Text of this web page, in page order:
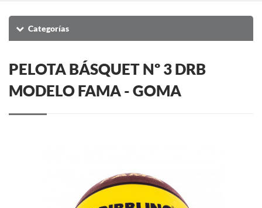
Categorías
PELOTA BÁSQUET Nº 3 DRB
MODELO FAMA - GOMA